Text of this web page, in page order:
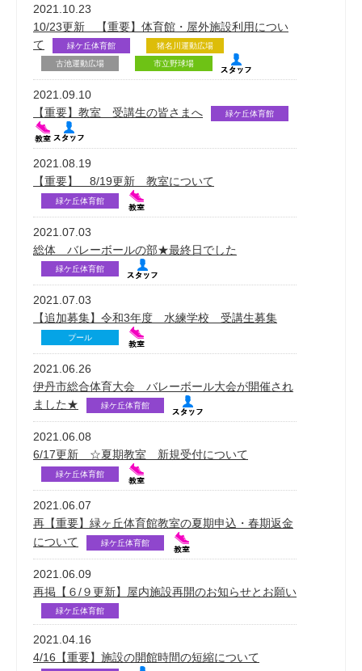
2021.10.23
10/23更新 【重要】体育館・屋外施設利用につい
て
緑ケ丘体育館 猪名川運動広場
古池運動広場 市立野球場
2021.09.10
【重要】教室 受講生の皆さまへ
緑ケ丘体育館
2021.08.19
【重要】 8/19更新 教室について
緑ケ丘体育館
2021.07.03
総体 バレーボールの部★最終日でした
緑ケ丘体育館
2021.07.03
【追加募集】令和3年度 水練学校 受講生募集
プール
2021.06.26
伊丹市総合体育大会 バレーボール大会が開催され
ました★
緑ケ丘体育館
2021.06.08
6/17更新 ☆夏期教室 新規受付について
緑ケ丘体育館
2021.06.07
再【重要】緑ヶ丘体育館教室の夏期申込・春期返金
について
緑ケ丘体育館
2021.06.09
再掲【６/９更新】屋内施設再開のお知らせとお願い
緑ケ丘体育館
2021.04.16
4/16【重要】施設の開館時間の短縮について